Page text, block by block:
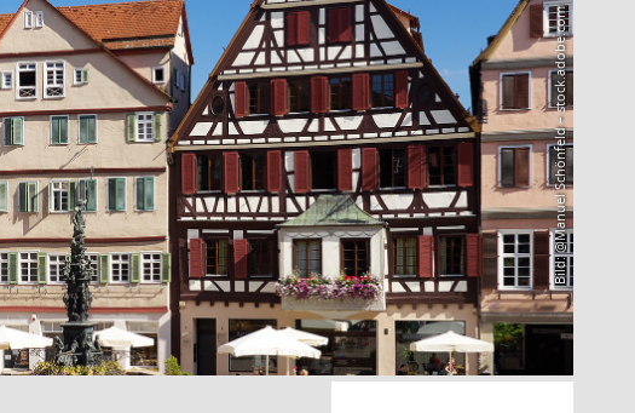
Bild: @Manuel Schönfeld – stock.adobe.com